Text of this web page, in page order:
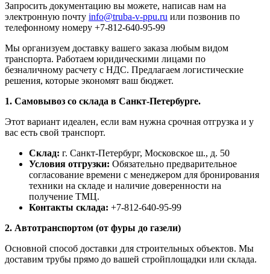
Запросить документацию вы можете, написав нам на
электронную почту info@truba-v-ppu.ru или позвонив по
телефонному номеру +7-812-640-95-99
Мы организуем доставку вашего заказа любым видом
транспорта. Работаем юридическими лицами по
безналичному расчету с НДС. Предлагаем логистические
решения, которые экономят ваш бюджет.
1. Самовывоз со склада в Санкт-Петербурге.
Этот вариант идеален, если вам нужна срочная отгрузка и у
вас есть свой транспорт.
Склад: г. Санкт-Петербург, Московское ш., д. 50
Условия отгрузки: Обязательно предварительное
согласование времени с менеджером для бронирования
техники на складе и наличие доверенности на
получение ТМЦ.
Контакты склада: +7-812-640-95-99
2. Автотранспортом (от фуры до газели)
Основной способ доставки для строительных объектов. Мы
доставим трубы прямо до вашей стройплощадки или склада.